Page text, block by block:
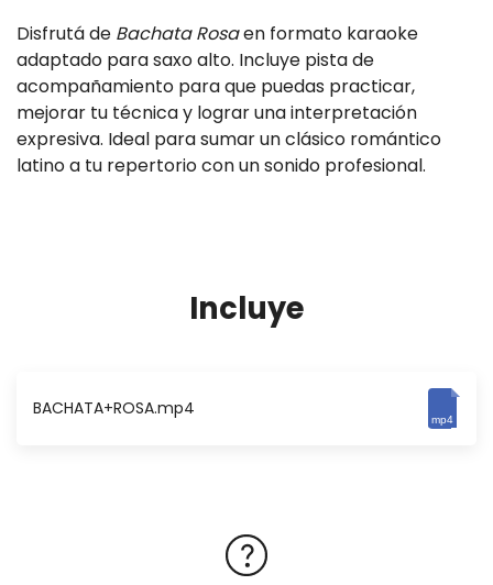
Disfrutá de Bachata Rosaen formato karaoke
adaptado para saxo alto. Incluye pista de
acompañamiento para que puedas practicar,
mejorar tu técnica y lograr una interpretación
expresiva. Ideal para sumar un clásico romántico
latino a tu repertorio con un sonido profesional.
Incluye
BACHATA+ROSA.mp4
mp4